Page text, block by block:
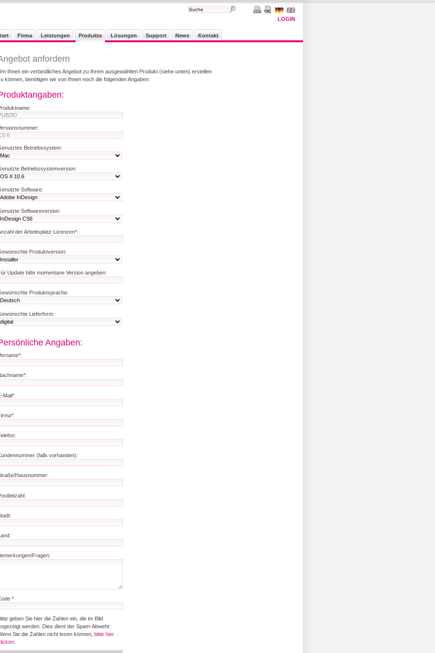
LOGIN
Firma Leistungen Produkte Lösungen Support News Kontakt
anfordern
Ihnen ein verbindliches Angebot zu Ihrem ausgewählten Produkt (siehe unten) erstellen
können, benötigen wir von Ihnen noch die folgenden Angaben:
Betriebssystem:
Betriebssystemversion:
Software:
Softwareversion:
der Arbeitsplatz-Lizenzen*:
Produktversion:
Update bitte momentane Version angeben:
Produktsprache:
Lieferform:
Angaben:
Mail*:
(falls vorhanden):
Hausnummer:
Fragen:
*
geben Sie hier die Zahlen ein, die im Bild
werden. Dies dient der Spam-Abwehr.
Sie die Zahlen nicht lesen können, bitte hier
.